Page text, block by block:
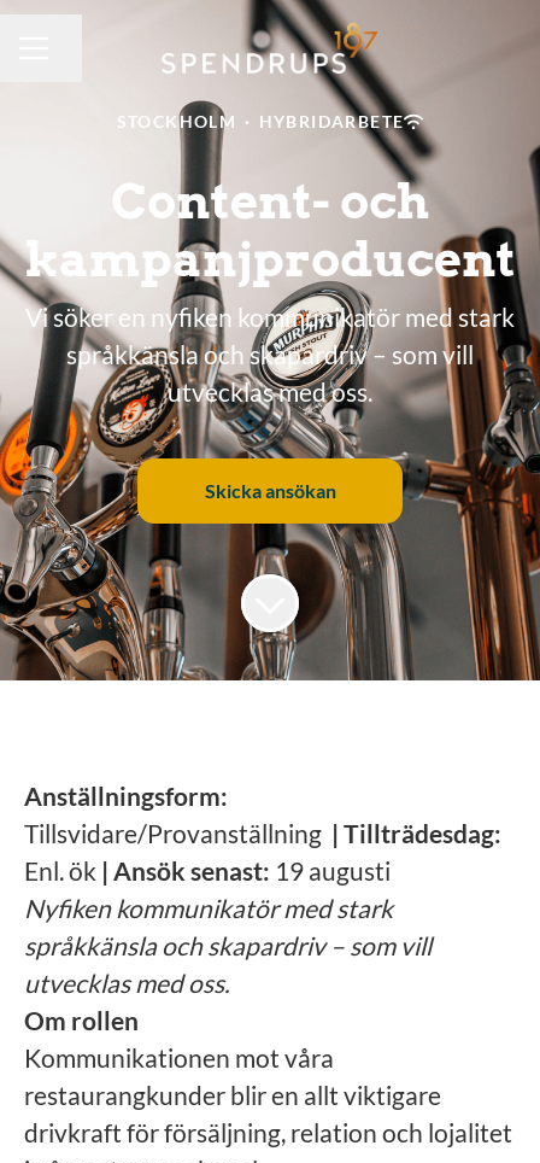
STOCKHOLM · HYBRIDARBETE
Content- och
kampanjproducent
Vi söker en nyfiken kommunikatör med stark
språkkänsla och skapardriv – som vill
utvecklas med oss.
Skicka ansökan
Anställningsform:
Tillsvidare/Provanställning | Tillträdesdag:
Enl. ök | Ansök senast: 19 augusti
Nyfiken kommunikatör med stark
språkkänsla och skapardriv – som vill
utvecklas med oss.
Om rollen
Kommunikationen mot våra
restaurangkunder blir en allt viktigare
drivkraft för försäljning, relation och lojalitet